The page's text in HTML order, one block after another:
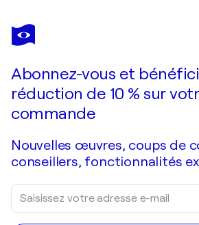
KARL BLANCHET
Fusion
Abonnez-vous et
réduction de 10 % sur
commande
Nouvelles œuvres, coups de
conseillers, fonctionnalités